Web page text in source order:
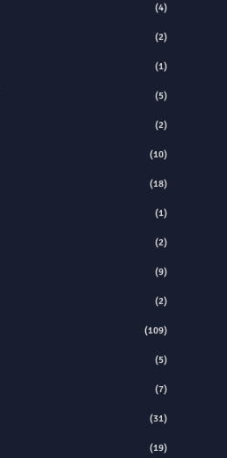
(4)
(2)
(1)
(5)
(2)
(10)
(18)
(1)
(2)
(9)
(2)
(109)
(5)
(7)
(31)
(19)